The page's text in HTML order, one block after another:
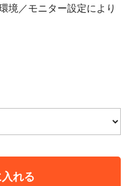
境／モニター設定により
れる